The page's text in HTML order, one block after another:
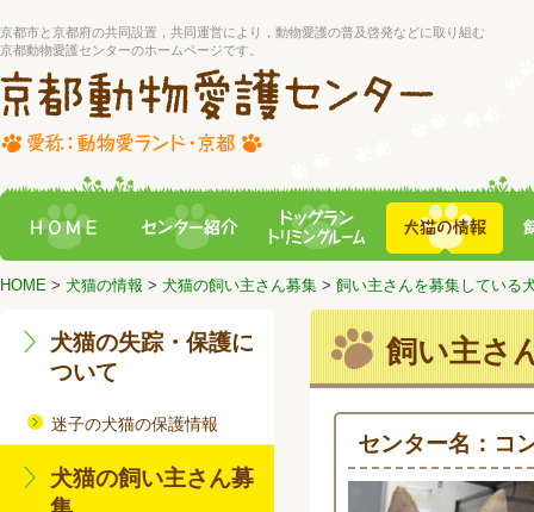
京都市と京都府の共同設置，共同運営により，動物愛護の普及啓発などに取り組む
京都動物愛護センターのホームページです。
HOME > 犬猫の情報 > 犬猫の飼い主さん募集 > 飼い主さんを募集している
犬猫の失踪・保護に
ついて
迷子の犬猫の保護情報
犬猫の飼い主さん募
飼い主さ
センター名：コ